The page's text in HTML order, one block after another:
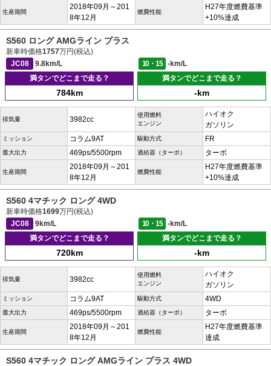
生産期間
2018年09月～201
8年12月
燃費性能
H27年度燃費基準
+10%達成
S560 ロング AMGライン プラス
新車時価格1757万円(税込)
JC08
9.8km/L 10・15
-km/L
満タンでどこまで走る？
784km
満タンでどこまで走る？
-km
排気量 3982cc
使用燃料
エンジン
ハイオク
ガソリン
ミッション コラム9AT 駆動方式 FR
最大出力 469ps/5500rpm 過給器（ターボ） ターボ
生産期間
2018年09月～201
8年12月
燃費性能
H27年度燃費基準
+10%達成
S560 4マチック ロング 4WD
新車時価格1699万円(税込)
JC08
9km/L 10・15
-km/L
満タンでどこまで走る？
720km
満タンでどこまで走る？
-km
排気量 3982cc
使用燃料
エンジン
ハイオク
ガソリン
ミッション コラム9AT 駆動方式 4WD
最大出力 469ps/5500rpm 過給器（ターボ） ターボ
生産期間
2018年09月～201
8年12月
燃費性能
H27年度燃費基準
達成
S560 4マチック ロング AMGライン プラス 4WD